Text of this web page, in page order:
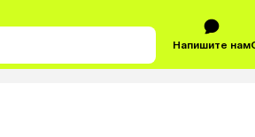
Напишите нам